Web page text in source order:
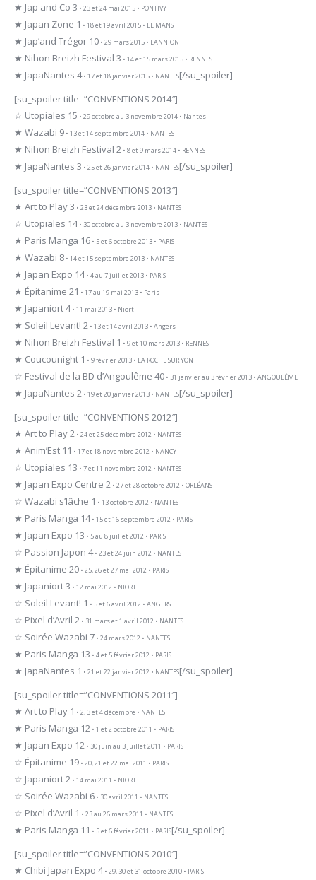
★ Jap and Co 3 • 23 et 24 mai 2015 • PONTIVY
★ Japan Zone 1 • 18 et 19 avril 2015 • LE MANS
★ Jap’and Trégor 10 • 29 mars 2015 • LANNION
★ Nihon Breizh Festival 3 • 14 et 15 mars 2015 • RENNES
★ JapaNantes 4• 17 et 18 janvier 2015 • NANTES[/su_spoiler]
[su_spoiler title=”CONVENTIONS 2014″]
☆ Utopiales 15 • 29 octobre au 3 novembre 2014 • Nantes
★ Wazabi 9 • 13 et 14 septembre 2014 • NANTES
★ Nihon Breizh Festival 2 • 8 et 9 mars 2014 • RENNES
★ JapaNantes 3 • 25 et 26 janvier 2014 • NANTES[/su_spoiler]
[su_spoiler title=”CONVENTIONS 2013″]
★ Art to Play 3 • 23 et 24 décembre 2013 • NANTES
☆ Utopiales 14• 30 octobre au 3 novembre 2013 • NANTES
★ Paris Manga 16 • 5 et 6 octobre 2013 • PARIS
★ Wazabi 8 • 14 et 15 septembre 2013 • NANTES
★ Japan Expo 14• 4 au 7 juillet 2013 • PARIS
★ Épitanime 21 • 17 au 19 mai 2013 • Paris
★ Japaniort 4• 11 mai 2013 • Niort
★ Soleil Levant! 2 • 13 et 14 avril 2013 • Angers
★ Nihon Breizh Festival 1 • 9 et 10 mars 2013 • RENNES
★ Coucounight 1 • 9 février 2013 • LA ROCHE SUR YON
☆ Festival de la BD d’Angoulême 40 • 31 janvier au 3 février 2013 • ANGOULÊME
★ JapaNantes 2 • 19 et 20 janvier 2013 • NANTES[/su_spoiler]
[su_spoiler title=”CONVENTIONS 2012″]
★ Art to Play 2 • 24 et 25 décembre 2012 • NANTES
★ Anim’Est 11 • 17 et 18 novembre 2012 • NANCY
☆ Utopiales 13 • 7 et 11 novembre 2012 • NANTES
★ Japan Expo Centre 2 • 27 et 28 octobre 2012 • ORLÉANS
☆ Wazabi s’lâche 1 • 13 octobre 2012 • NANTES
★ Paris Manga 14• 15 et 16 septembre 2012 • PARIS
★ Japan Expo 13 • 5 au 8 juillet 2012 • PARIS
☆ Passion Japon 4• 23 et 24 juin 2012 • NANTES
★ Épitanime 20 • 25, 26 et 27 mai 2012 • PARIS
★ Japaniort 3 • 12 mai 2012 • NIORT
☆ Soleil Levant! 1 • 5 et 6 avril 2012 • ANGERS
☆ Pixel d’Avril 2 • 31 mars et 1 avril 2012 • NANTES
☆ Soirée Wazabi 7 • 24 mars 2012 • NANTES
★ Paris Manga 13 • 4 et 5 février 2012 • PARIS
★ JapaNantes 1 • 21 et 22 janvier 2012 • NANTES[/su_spoiler]
[su_spoiler title=”CONVENTIONS 2011″]
★ Art to Play 1 • 2, 3 et 4 décembre • NANTES
★ Paris Manga 12 • 1 et 2 octobre 2011 • PARIS
★ Japan Expo 12 • 30 juin au 3 juillet 2011 • PARIS
☆ Épitanime 19 • 20, 21 et 22 mai 2011 • PARIS
☆ Japaniort 2 • 14 mai 2011 • NIORT
☆ Soirée Wazabi 6 • 30 avril 2011 • NANTES
☆ Pixel d’Avril 1 • 23 au 26 mars 2011 • NANTES
★ Paris Manga 11 • 5 et 6 février 2011 • PARIS[/su_spoiler]
[su_spoiler title=”CONVENTIONS 2010″]
★ Chibi Japan Expo 4• 29, 30 et 31 octobre 2010 • PARIS